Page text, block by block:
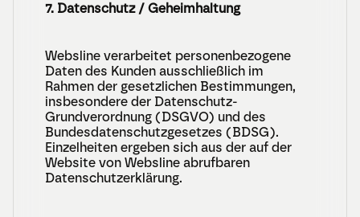
7. Datenschutz / Geheimhaltung
Websline verarbeitet personenbezogene
Daten des Kunden ausschließlich im
Rahmen der gesetzlichen Bestimmungen,
insbesondere der Datenschutz-
Grundverordnung (DSGVO) und des
Bundesdatenschutzgesetzes (BDSG).
Einzelheiten ergeben sich aus der auf der
Website von Websline abrufbaren
Datenschutzerklärung.